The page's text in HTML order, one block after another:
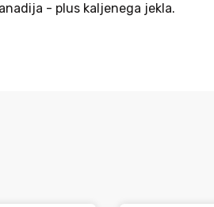
- plus kaljenega jekla.